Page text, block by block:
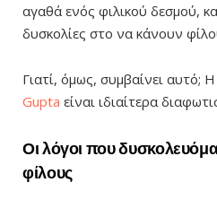
αγαθά ενός φιλικού δεσμού,
δυσκολίες στο να κάνουν
Γιατί, όμως, συμβαίνει αυτό;
Gupta είναι ιδιαίτερα
Οι λόγοι που
φίλους